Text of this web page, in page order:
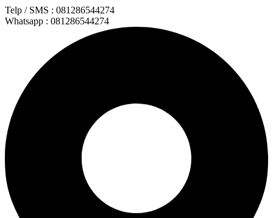
Lewati
ke
Telp / SMS : 081286544274
Whatsapp : 081286544274